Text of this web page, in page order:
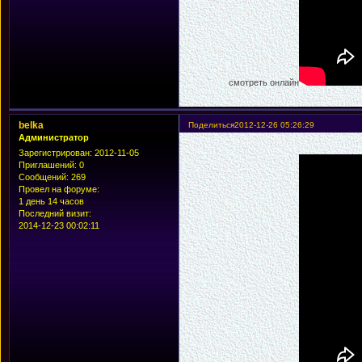
смотреть онлайн
Поделиться2012-12-26 05:26:29
belka
Администратор
Зарегистрирован: 2012-11-05
Приглашений: 0
Сообщений: 269
Провел на форуме:
1 день 14 часов
Последний визит:
2014-12-23 00:02:11